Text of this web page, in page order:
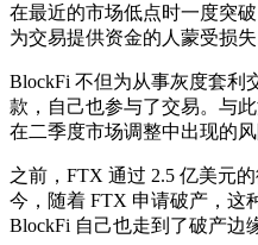
在最近的市场低点时一度突
为交易提供资金的人蒙受损失
BlockFi 不但为从事灰度套利
款，自己也参与了交易。与
在二季度市场调整中出现的
之前，FTX 通过 2.5 亿美元
今，随着 FTX 申请破产，这
BlockFi 自己也走到了破产边